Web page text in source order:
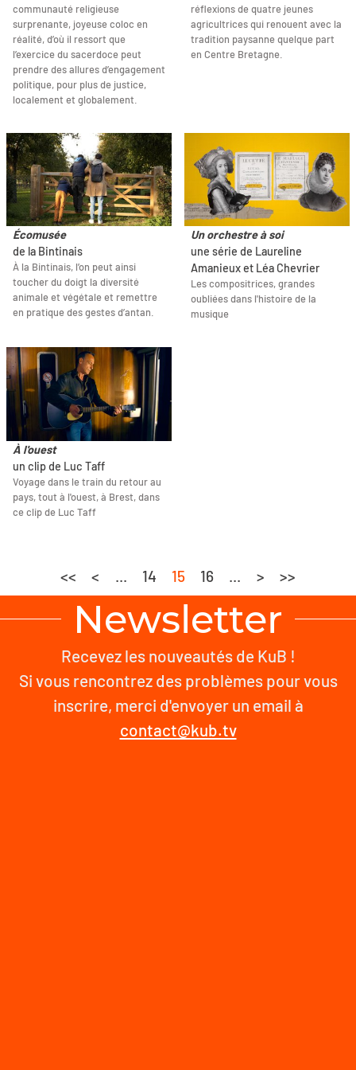
communauté religieuse
surprenante, joyeuse coloc en
réalité, d’où il ressort que
l’exercice du sacerdoce peut
prendre des allures d’engagement
politique, pour plus de justice,
localement et globalement.
réflexions de quatre jeunes
agricultrices qui renouent avec la
tradition paysanne quelque part
en Centre Bretagne.
Écomusée
de la Bintinais
À la Bintinais, l’on peut ainsi
toucher du doigt la diversité
animale et végétale et remettre
en pratique des gestes d’antan.
Un orchestre à soi
une série de Laureline
Amanieux et Léa Chevrier
Les compositrices, grandes
oubliées dans l'histoire de la
musique
À l'ouest
un clip de Luc Taff
Voyage dans le train du retour au
pays, tout à l'ouest, à Brest, dans
ce clip de Luc Taff
<< < ... 14 15 16 ... > >>
Newsletter
Recevez les nouveautés de KuB !
Si vous rencontrez des problèmes pour vous
inscrire, merci d'envoyer un email à
contact@kub.tv